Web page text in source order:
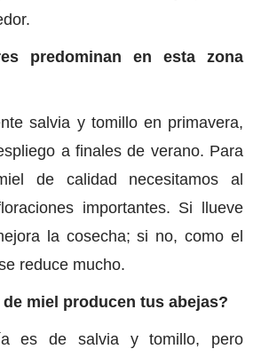
predominan en esta zona
salvia y tomillo en primavera,
a finales de verano. Para
de calidad necesitamos al
importantes. Si llueve
la cosecha; si no, como el
reduce mucho.
miel producen tus abejas?
es de salvia y tomillo, pero